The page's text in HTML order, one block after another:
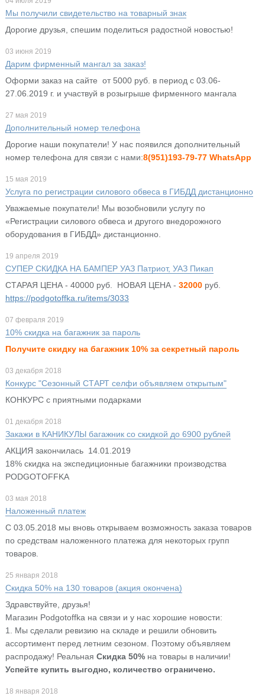
Мы получили свидетельство на товарный знак
Дорогие друзья, спешим поделиться радостной новостью!
03 июня 2019
Дарим фирменный мангал за заказ!
Оформи заказ на сайте от 5000 руб. в период с 03.06-
27.06.2019 г. и участвуй в розыгрыше фирменного мангала
27 мая 2019
Дополнительный номер телефона
Дорогие наши покупатели! У нас появился дополнительный
номер телефона для связи с нами:8(951)193-79-77 WhatsApp
15 мая 2019
Услуга по регистрации силового обвеса в ГИБДД дистанционно
Уважаемые покупатели! Мы возобновили услугу по
«Регистрации силового обвеса и другого внедорожного
оборудования в ГИБДД» дистанционно.
19 апреля 2019
СУПЕР СКИДКА НА БАМПЕР УАЗ Патриот, УАЗ Пикап
СТАРАЯ ЦЕНА - 40000 руб. НОВАЯ ЦЕНА - 32000руб.
https://podgotoffka.ru/items/3033
07 февраля 2019
10% скидка на багажник за пароль
Получите скидку на багажник 10% за секретный пароль
03 декабря 2018
Конкурс "Сезонный СТАРТ селфи объявляем открытым"
КОНКУРС с приятными подарками
01 декабря 2018
Закажи в КАНИКУЛЫ багажник со скидкой до 6900 рублей
АКЦИЯ закончилась 14.01.2019
18% скидка на экспедиционные багажники производства
PODGOTOFFKA
03 мая 2018
Наложенный платеж
С 03.05.2018 мы вновь открываем возможность заказа товаров
по средствам наложенного платежа для некоторых групп
товаров.
25 января 2018
Скидка 50% на 130 товаров (акция окончена)
Здравствуйте, друзья!
Магазин Podgotoffka на связи и у нас хорошие новости:
1. Мы сделали ревизию на складе и решили обновить
ассортимент перед летним сезоном. Поэтому объявляем
распродажу! Реальная Скидка 50%на товары в наличии!
Успейте купить выгодно, количество ограничено.
18 января 2018